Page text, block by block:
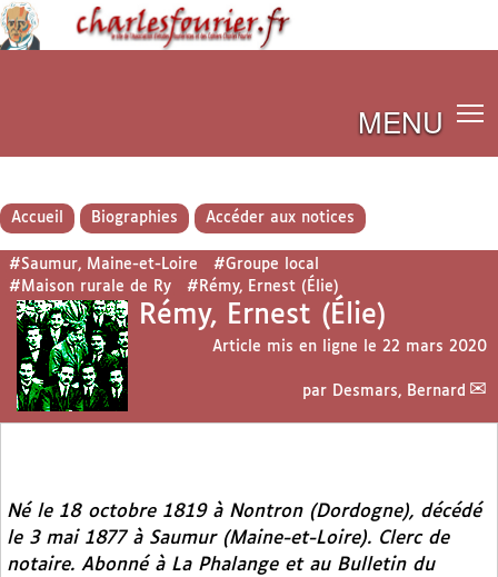
MENU
Accueil Biographies Accéder aux notices
#Saumur, Maine-et-Loire
#Groupe local
#Maison rurale de Ry
#Rémy, Ernest (Élie)
Rémy, Ernest (Élie)
Article mis en ligne le 22 mars 2020
par Desmars, Bernard
Né le 18 octobre 1819 à Nontron (Dordogne), décédé
le 3 mai 1877 à Saumur (Maine-et-Loire). Clerc de
notaire. Abonné à La Phalange et au Bulletin du